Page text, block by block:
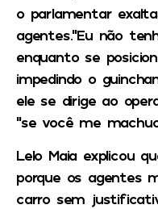
o parlamentar
agentes.“Eu não
enquanto se
impedindo o
ele se dirige ao
“se você me
Lelo Maia explicou
porque os agentes
carro sem